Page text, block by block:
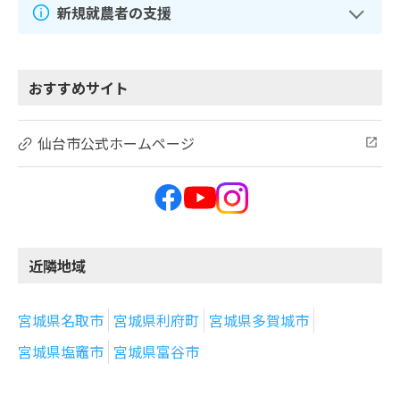
新規就農者の支援
おすすめサイト
仙台市公式ホームページ
近隣地域
宮城県名取市 宮城県利府町 宮城県多賀城市
宮城県塩竈市 宮城県富谷市